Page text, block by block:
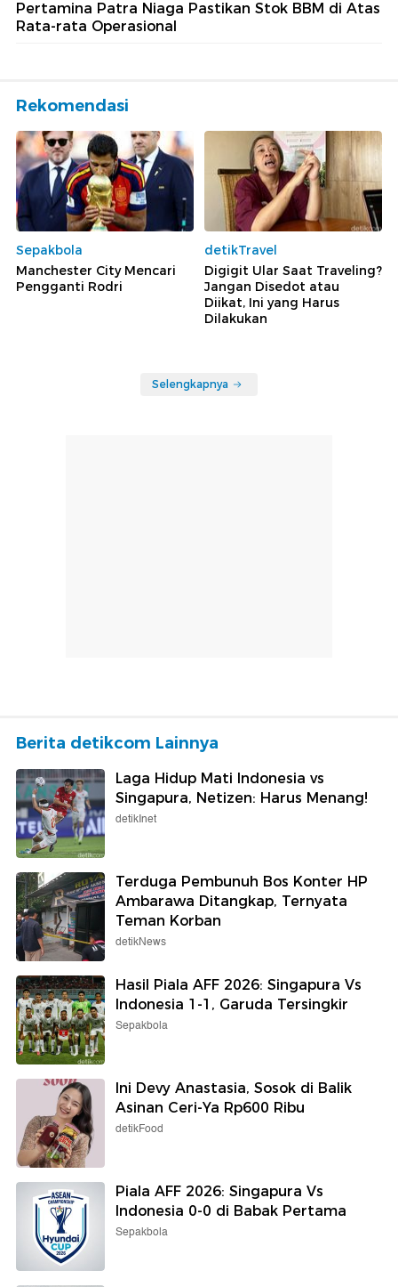
Pertamina Patra Niaga Pastikan Stok BBM di Atas
Rata-rata Operasional
Rekomendasi
Sepakbola
Manchester City Mencari
Pengganti Rodri
detikTravel
Digigit Ular Saat Traveling?
Jangan Disedot atau
Diikat, Ini yang Harus
Dilakukan
Selengkapnya
Berita detikcom Lainnya
Laga Hidup Mati Indonesia vs
Singapura, Netizen: Harus Menang!
detikInet
Terduga Pembunuh Bos Konter HP
Ambarawa Ditangkap, Ternyata
Teman Korban
detikNews
Hasil Piala AFF 2026: Singapura Vs
Indonesia 1-1, Garuda Tersingkir
Sepakbola
Ini Devy Anastasia, Sosok di Balik
Asinan Ceri-Ya Rp600 Ribu
detikFood
Piala AFF 2026: Singapura Vs
Indonesia 0-0 di Babak Pertama
Sepakbola